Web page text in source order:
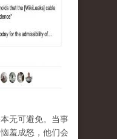
无可避免。当事
羞成怒，他们会